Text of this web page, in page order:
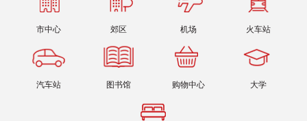
市中心 郊区 机场 火车站
汽车站 图书馆 购物中心 大学